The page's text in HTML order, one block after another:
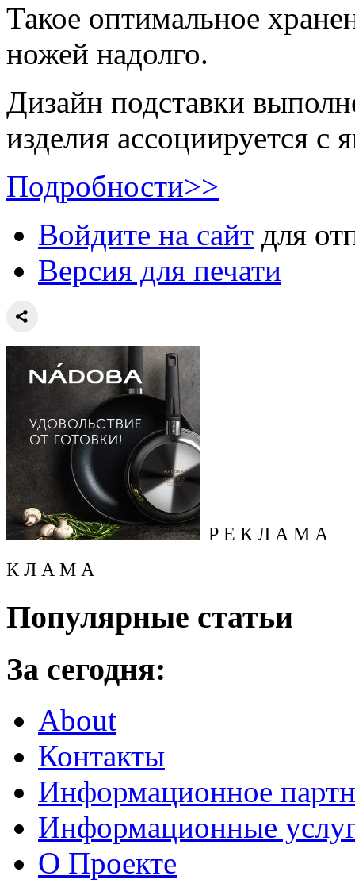
Такое оптимальное
ножей надолго.
Дизайн подставки
изделия ассоциируется с
Подробности>>
Войдите на сайт для
Версия для печати
Р Е К Л А М А
К Л А М А
Популярные статьи
За сегодня:
About
Контакты
Информационное
Информационные
О Проекте